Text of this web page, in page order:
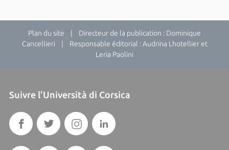
Plan du site | Directeur de la publication : Dominique
Cancellieri | Responsable éditorial : Audrina Lhotellier et
Leria Paolini
Suivre l'Università di Corsica